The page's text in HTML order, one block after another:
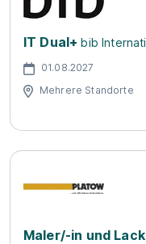
IT Dual+ bib
01.08.2027
Mehrere Standorte
Maler/-in und